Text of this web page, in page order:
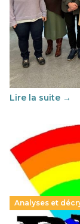
Éducation au
franco-
29 juin 2026-
Cette année,
soutenu par
au vivre-
Lire la suite →
Analyses et